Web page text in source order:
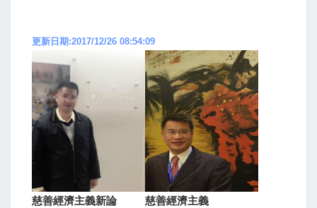
更新日期:2017/12/26 08:54:09
慈善經濟主義新論 慈善經濟主義